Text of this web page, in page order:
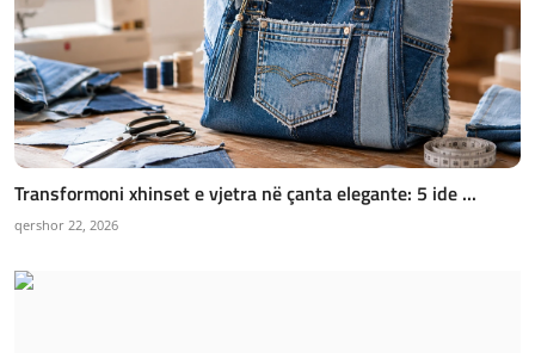
Transformoni xhinset e vjetra në çanta elegante: 5 ide ...
qershor 22, 2026